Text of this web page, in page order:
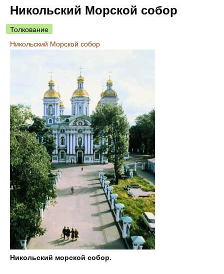
Никольский Морской собор
Толкование
Никольский Морской собор
Никольский морской собор.